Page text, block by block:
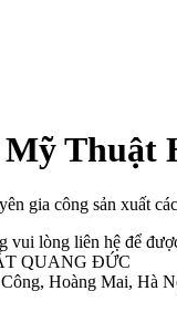
Thuật
gia công sản xuất
vui lòng liên hệ để
QUANG ĐỨC
Hoàng Mai, Hà